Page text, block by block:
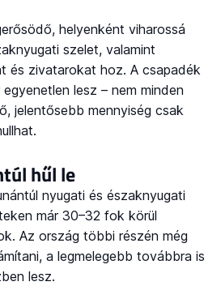
helyenként viharossá
szelet, valamint
és zivatarokat hoz. A csapadék
lesz – nem minden
jelentősebb mennyiség csak
hűl le
nyugati és északnyugati
már 30–32 fok körül
Az ország többi részén még
a legmelegebb továbbra is
lesz.